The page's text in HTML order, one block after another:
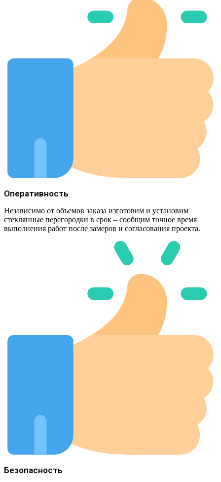
Оперативность
Независимо от объемов заказа изготовим и установим
стеклянные перегородки в срок – сообщим точное время
выполнения работ после замеров и согласования проекта.
Безопасность